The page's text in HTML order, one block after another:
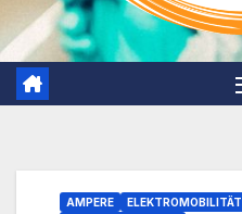
AMPERE ELEKTROMOBILITÄT